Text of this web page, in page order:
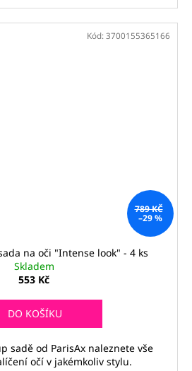
789 KČ
–29 %
na oči "Intense look" - 4 ks
Skladem
553 Kč
DO KOŠÍKU
sadě od ParisAx naleznete vše
očí v jakémkoliv stylu.
Kód: 3700155365166